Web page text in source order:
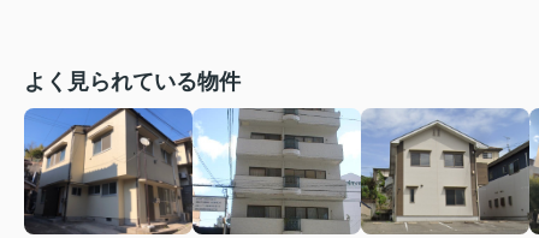
よく見られている物件